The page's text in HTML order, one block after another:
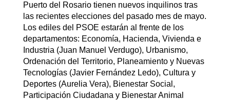
Puerto del Rosario tienen nuevos inquilinos tras
las recientes elecciones del pasado mes de mayo.
Los ediles del PSOE estarán al frente de los
departamentos: Economía, Hacienda, Vivienda e
Industria (Juan Manuel Verdugo), Urbanismo,
Ordenación del Territorio, Planeamiento y Nuevas
Tecnologías (Javier Fernández Ledo), Cultura y
Deportes (Aurelia Vera), Bienestar Social,
Participación Ciudadana y Bienestar Animal